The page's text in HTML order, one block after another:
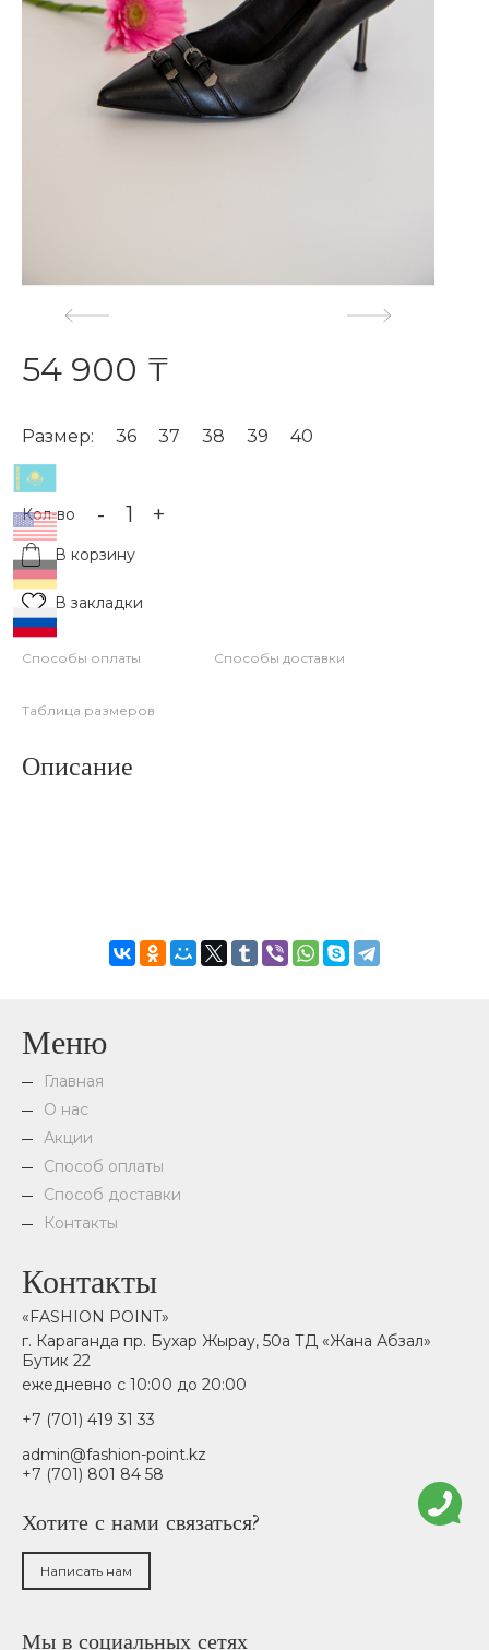
54 900 ₸
Размер: 36 37 38 39 40
Кол-во - +
В корзину
В закладки
Способы оплаты Способы доставки
Таблица размеров
Описание
Меню
Главная
О нас
Акции
Способ оплаты
Способ доставки
Контакты
Контакты
«FASHION POINT»
г. Караганда пр. Бухар Жырау, 50а ТД «Жана Абзал»
Бутик 22
ежедневно с 10:00 до 20:00
+7 (701) 419 31 33
admin@fashion-point.kz
+7 (701) 801 84 58
Хотите с нами связаться?
Написать нам